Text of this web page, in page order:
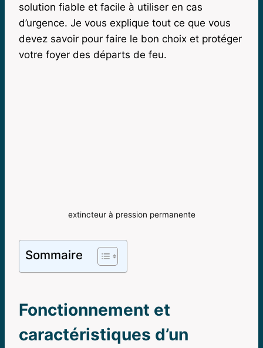
solution fiable et facile à utiliser en cas
d’urgence. Je vous explique tout ce que vous
devez savoir pour faire le bon choix et protéger
votre foyer des départs de feu.
extincteur à pression permanente
Sommaire
Fonctionnement et
caractéristiques d’un